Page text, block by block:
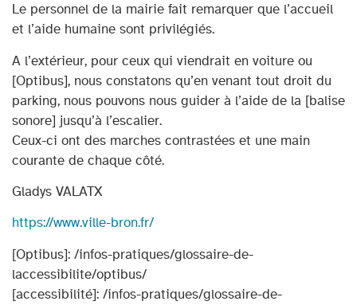
Le personnel de la mairie fait remarquer que l’accueil
et l’aide humaine sont privilégiés.
A l’extérieur, pour ceux qui viendrait en voiture ou
[Optibus], nous constatons qu’en venant tout droit du
parking, nous pouvons nous guider à l’aide de la [balise
sonore] jusqu’à l’escalier.
Ceux-ci ont des marches contrastées et une main
courante de chaque côté.
Gladys VALATX
https://www.ville-bron.fr/
[Optibus]: /infos-pratiques/glossaire-de-
laccessibilite/optibus/
[accessibilité]: /infos-pratiques/glossaire-de-